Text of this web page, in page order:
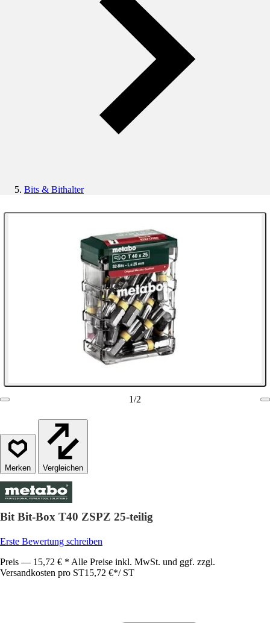
Bits & Bithalter
1/2
Vergleichen
Bit Bit-Box T40 ZSPZ 25-teilig
Erste Bewertung schreiben
Preis — 15,72 € * Alle Preise inkl. MwSt. und ggf. zzgl.
Versandkosten pro ST15,72 €*/ ST